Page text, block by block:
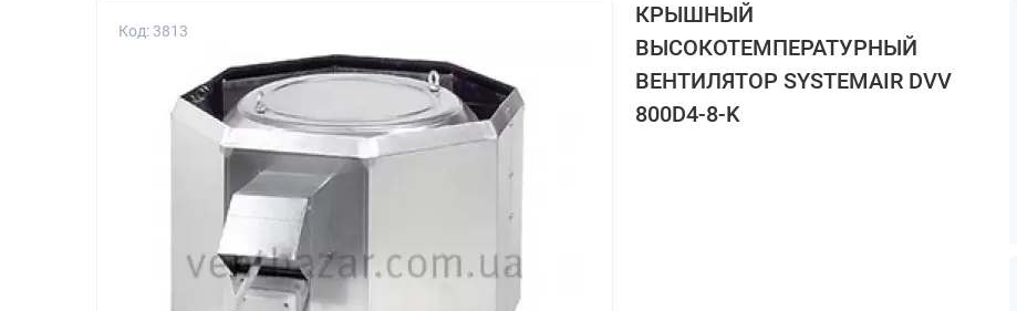
Код: 3813
КРЫШНЫЙ
ВЫСОКОТЕМПЕРАТУРНЫЙ
ВЕНТИЛЯТОР SYSTEMAIR DVV
800D4-8-K